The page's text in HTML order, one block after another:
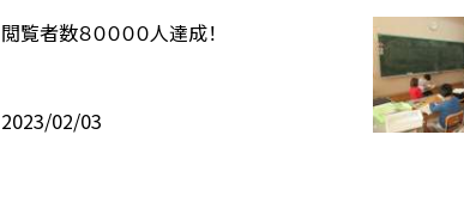
閲覧者数８００００人達成！
2023/02/03